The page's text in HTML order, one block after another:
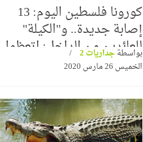
كورونا فلسطين اليوم: 13
إصابة جديدة.. و"الكيلة"
للعائدين من الداخل: اتعظوا
بواسطةجداريات 2
الخميس 26 مارس 2020